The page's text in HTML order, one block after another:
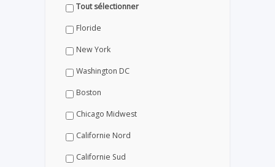
Tout sélectionner
Floride
New York
Washington DC
Boston
Chicago Midwest
Californie Nord
Californie Sud